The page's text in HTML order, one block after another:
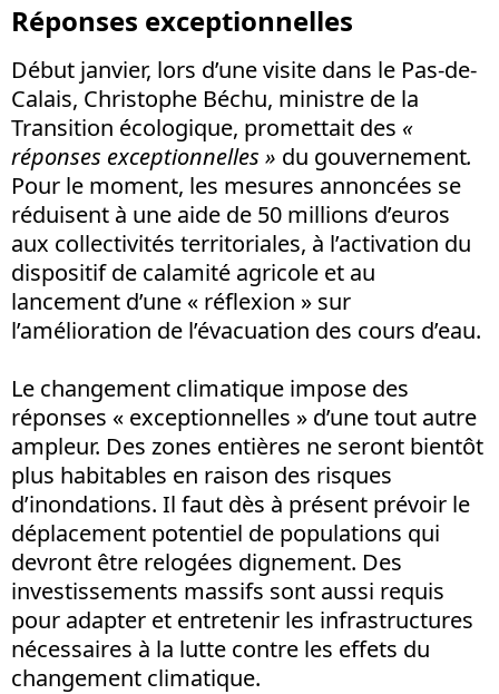
Réponses exceptionnelles
Début janvier, lors d’une visite dans le Pas-de-
Calais, Christophe Béchu, ministre de la
Transition écologique, promettait des «
réponses exceptionnelles » du gouvernement.
Pour le moment, les mesures annoncées se
réduisent à une aide de 50 millions d’euros
aux collectivités territoriales, à l’activation du
dispositif de calamité agricole et au
lancement d’une « réflexion » sur
l’amélioration de l’évacuation des cours d’eau.
Le changement climatique impose des
réponses « exceptionnelles » d’une tout autre
ampleur. Des zones entières ne seront bientôt
plus habitables en raison des risques
d’inondations. Il faut dès à présent prévoir le
déplacement potentiel de populations qui
devront être relogées dignement. Des
investissements massifs sont aussi requis
pour adapter et entretenir les infrastructures
nécessaires à la lutte contre les effets du
changement climatique.